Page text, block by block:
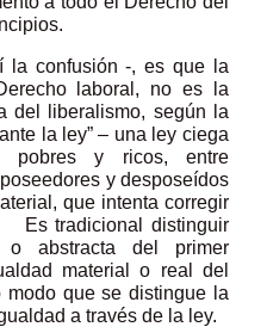
la confusión -, es que la
laboral, no es la
del liberalismo, según la
la ley” – una ley ciega
pobres y ricos, entre
y desposeídos
que intenta corregir
tradicional distinguir
o abstracta del primer
material o real del
modo que se distingue la
a través de la ley.